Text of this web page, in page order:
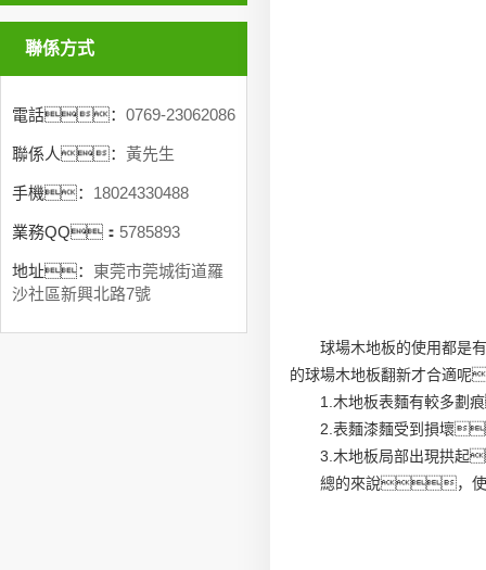
聯係方式
電話： 0769-23062086
聯係人： 黃先生
手機： 18024330488
業務QQ： 5785893
地址： 東莞市莞城街道羅
沙社區新興北路7號
球場木地板的使用都
的球場木地板翻新才合適
1.木地板表麵有較多
2.表麵漆麵受到損壞
3.木地板局部出現拱
總的來說，使